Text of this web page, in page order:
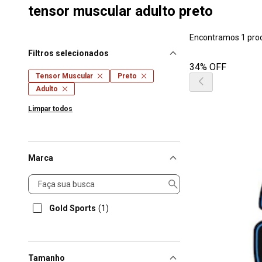
tensor muscular adulto preto
Filtros selecionados
Tensor Muscular
Preto
Adulto
Limpar todos
Marca
Marca
Gold Sports (1)
Tamanho
Encontramos 1
34% OFF